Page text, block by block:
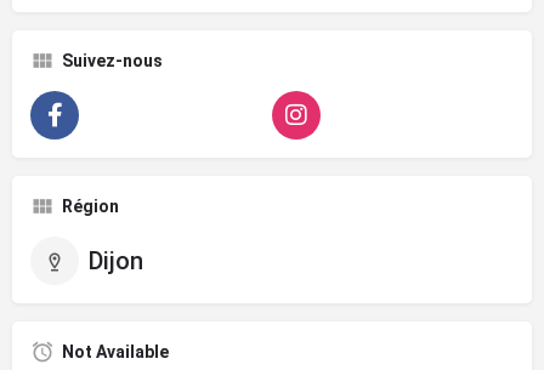
Suivez-nous
Région
Dijon
Not Available